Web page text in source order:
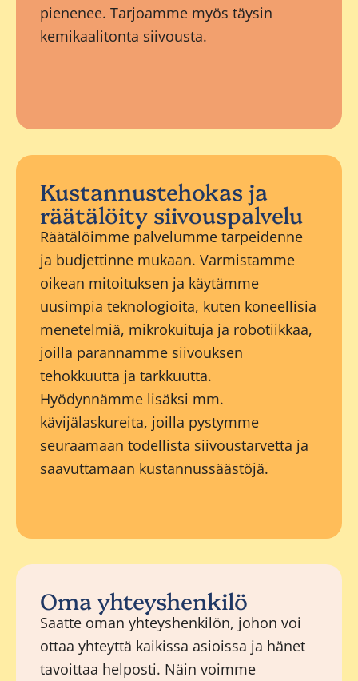
pienenee. Tarjoamme myös täysin
kemikaalitonta siivousta.
Kustannustehokas ja
räätälöity siivouspalvelu
Räätälöimme palvelumme tarpeidenne
ja budjettinne mukaan. Varmistamme
oikean mitoituksen ja käytämme
uusimpia teknologioita, kuten koneellisia
menetelmiä, mikrokuituja ja robotiikkaa,
joilla parannamme siivouksen
tehokkuutta ja tarkkuutta.
Hyödynnämme lisäksi mm.
kävijälaskureita, joilla pystymme
seuraamaan todellista siivoustarvetta ja
saavuttamaan kustannussäästöjä.
Oma yhteyshenkilö
Saatte oman yhteyshenkilön, johon voi
ottaa yhteyttä kaikissa asioissa ja hänet
tavoittaa helposti. Näin voimme